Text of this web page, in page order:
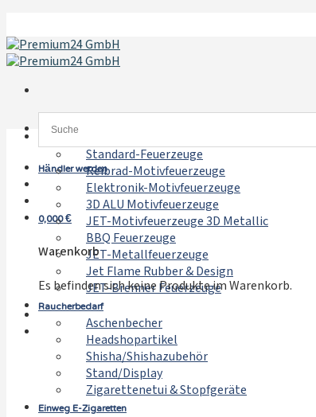
Inhalt
springen
Händler werden
0,000€
Warenkorb
Es befinden sich keine Produkte im Warenkorb.
Feuerzeuge
Standard-Feuerzeuge
Reibrad-Motivfeuerzeuge
Elektronik-Motivfeuerzeuge
3D ALU Motivfeuerzeuge
JET-Motivfeuerzeuge 3D Metallic
BBQ Feuerzeuge
JET-Metallfeuerzeuge
Jet Flame Rubber & Design
JET-Brenner Feuerzeuge
Raucherbedarf
Aschenbecher
Headshopartikel
Shisha/Shishazubehör
Stand/Display
Zigarettenetui & Stopfgeräte
Einweg E-Zigaretten